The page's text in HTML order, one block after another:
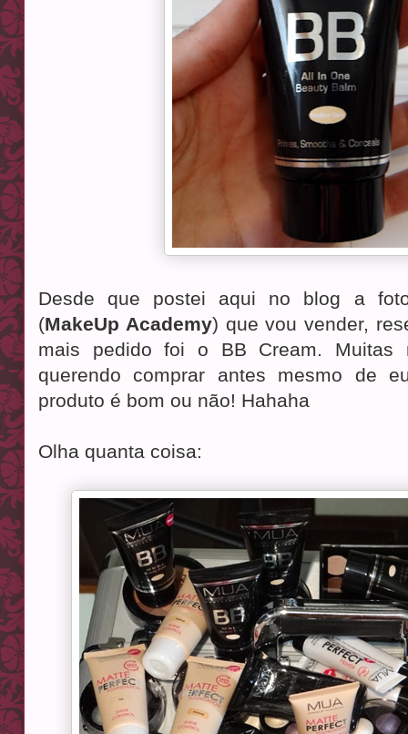
Desde que postei aqui no blog a
(MakeUp Academy) que vou vender,
mais pedido foi o BB Cream. Muitas
querendo comprar antes mesmo de
produto é bom ou não! Hahaha
Olha quanta coisa: